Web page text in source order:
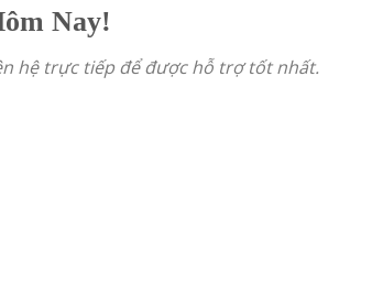
Nay!
hệ trực tiếp để được hỗ trợ tốt nhất.